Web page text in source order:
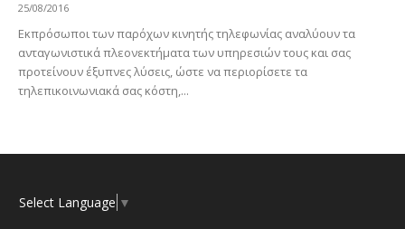
25/08/2016
Εκπρόσωποι των παρόχων κινητής τηλεφωνίας αναλύουν τα
ανταγωνιστικά πλεονεκτήματα των υπηρεσιών τους και σας
προτείνουν έξυπνες λύσεις, ώστε να περιορίσετε τα
τηλεπικοινωνιακά σας κόστη,...
Select Language ▼